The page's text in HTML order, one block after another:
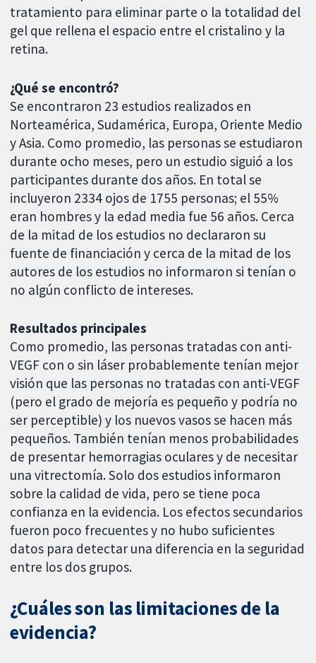
tratamiento para eliminar parte o la totalidad del
gel que rellena el espacio entre el cristalino y la
retina.
¿Qué se encontró?
Se encontraron 23 estudios realizados en
Norteamérica, Sudamérica, Europa, Oriente Medio
y Asia. Como promedio, las personas se estudiaron
durante ocho meses, pero un estudio siguió a los
participantes durante dos años. En total se
incluyeron 2334 ojos de 1755 personas; el 55%
eran hombres y la edad media fue 56 años. Cerca
de la mitad de los estudios no declararon su
fuente de financiación y cerca de la mitad de los
autores de los estudios no informaron si tenían o
no algún conflicto de intereses.
Resultados principales
Como promedio, las personas tratadas con anti-
VEGF con o sin láser probablemente tenían mejor
visión que las personas no tratadas con anti-VEGF
(pero el grado de mejoría es pequeño y podría no
ser perceptible) y los nuevos vasos se hacen más
pequeños. También tenían menos probabilidades
de presentar hemorragias oculares y de necesitar
una vitrectomía. Solo dos estudios informaron
sobre la calidad de vida, pero se tiene poca
confianza en la evidencia. Los efectos secundarios
fueron poco frecuentes y no hubo suficientes
datos para detectar una diferencia en la seguridad
entre los dos grupos.
¿Cuáles son las limitaciones de la
evidencia?